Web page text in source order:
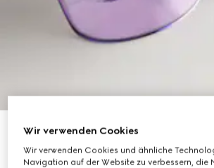
Sonnenbrille in Maskenform
€ 440
Variantenviolett
Wir verwenden Cookies
Wir verwenden Cookies und ähnliche
Navigation auf der Website zu verbessern, die